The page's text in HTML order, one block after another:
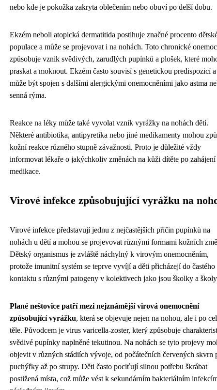
nebo kde je pokožka zakryta oblečením nebo obuví po delší dobu.
Ekzém neboli atopická dermatitida postihuje značné procento
populace a může se projevovat i na nohách. Toto chronické
způsobuje vznik svědivých, zarudlých pupínků a plošek, které
praskat a moknout. Ekzém často souvisí s genetickou predispozicí a
může být spojen s dalšími alergickými onemocněními jako astma
senná rýma.
Reakce na léky může také vyvolat vznik vyrážky na nohách dětí.
Některé antibiotika, antipyretika nebo jiné medikamenty mohou
kožní reakce různého stupně závažnosti. Proto je důležité vždy
informovat lékaře o jakýchkoliv změnách na kůži dítěte po
medikace.
Virové infekce způsobujující vyrážku na
Virové infekce představují jednu z nejčastějších příčin pupínků na
nohách u dětí a mohou se projevovat různými formami kožních
Dětský organismus je zvláště náchylný k virovým onemocněním,
protože imunitní systém se teprve vyvíjí a děti přicházejí do častého
kontaktu s různými patogeny v kolektivech jako jsou školky a
Plané neštovice patří mezi nejznámější virová onemocnění
způsobující vyrážku, která se objevuje nejen na nohou, ale i po
těle. Původcem je virus varicella-zoster, který způsobuje
svědivé pupínky naplněné tekutinou. Na nohách se tyto projevy
objevit v různých stádiích vývoje, od počátečních červených skvrn
puchýřky až po strupy. Děti často pociťují silnou potřebu škrábat
postižená místa, což může vést k sekundárním bakteriálním